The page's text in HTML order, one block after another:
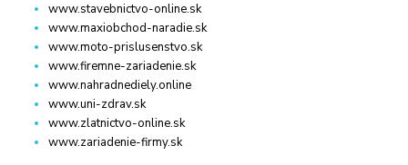
www.stavebnictvo-online.sk
www.maxiobchod-naradie.sk
www.moto-prislusenstvo.sk
www.firemne-zariadenie.sk
www.nahradnediely.online
www.uni-zdrav.sk
www.zlatnictvo-online.sk
www.zariadenie-firmy.sk